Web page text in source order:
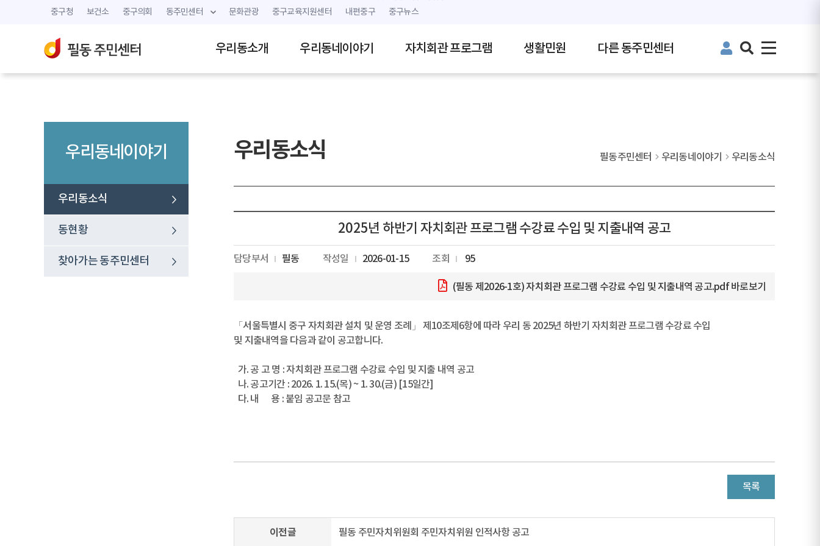
중구청 보건소 중구의회 동주민센터 문화관광 중구교육지원센터 내편중구 중구뉴스
우리동소개 우리동네이야기 자치회관 프로그램 생활민원 다른 동주민센터
우리동네이야기
우리동소식
동현황
찾아가는 동주민센터
우리동소식 필동주민센터 우리동네이야기 우리동소식
2025년 하반기 자치회관 프로그램 수강료 수입 및 지출내역 공고
담당부서 필동 작성일 2026-01-15 조회 95
(필동 제2026-1호) 자치회관 프로그램 수강료 수입 및 지출내역 공고.pdf 바로보기
「서울특별시 중구 자치회관 설치 및 운영 조례」 제10조제6항에 따라 우리 동 2025년 하반기 자치회관 프로그램 수강료 수입
및 지출내역을 다음과 같이 공고합니다.
가. 공 고 명 : 자치회관 프로그램 수강료 수입 및 지출 내역 공고
나. 공고기간 : 2026. 1. 15.(목) ~ 1. 30.(금) [15일간]
다. 내 용 : 붙임 공고문 참고
목록
이전글 필동 주민자치위원회 주민자치위원 인적사항 공고